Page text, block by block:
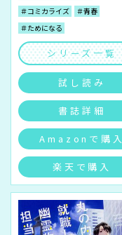
＃コミカライズ
＃青春
＃ためになる
シリーズ一覧
試し読み
書誌詳細
Amazonで購入
楽天で購入